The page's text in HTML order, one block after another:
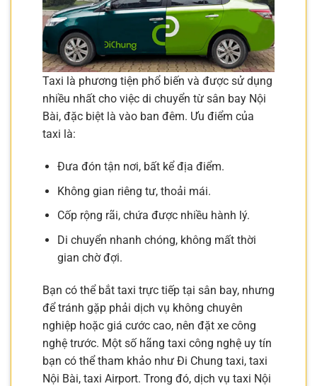
Taxi là phương tiện phổ biến và được sử dụng
nhiều nhất cho việc di chuyển từ sân bay Nội
Bài, đặc biệt là vào ban đêm. Ưu điểm của
taxi là:
Đưa đón tận nơi, bất kể địa điểm.
Không gian riêng tư, thoải mái.
Cốp rộng rãi, chứa được nhiều hành lý.
Di chuyển nhanh chóng, không mất thời
gian chờ đợi.
Bạn có thể bắt taxi trực tiếp tại sân bay, nhưng
để tránh gặp phải dịch vụ không chuyên
nghiệp hoặc giá cước cao, nên đặt xe công
nghệ trước. Một số hãng taxi công nghệ uy tín
bạn có thể tham khảo như Đi Chung taxi, taxi
Nội Bài, taxi Airport. Trong đó, dịch vụ taxi Nội